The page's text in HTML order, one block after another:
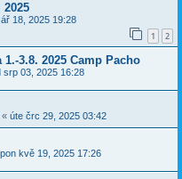
2025
18, 2025 19:28
1 2
1.-3.8. 2025 Camp Pacho
srp 03, 2025 16:28
« úte črc 29, 2025 03:42
pon kvě 19, 2025 17:26